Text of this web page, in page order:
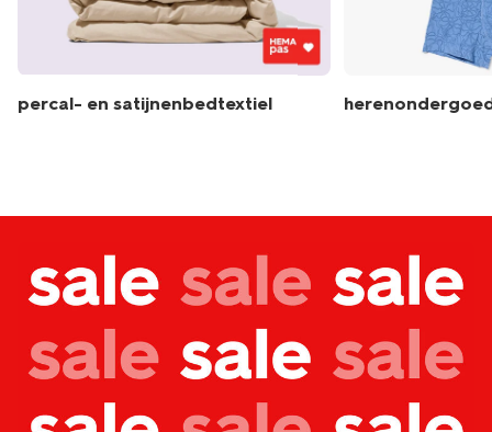
percal- en satijnenbedtextiel